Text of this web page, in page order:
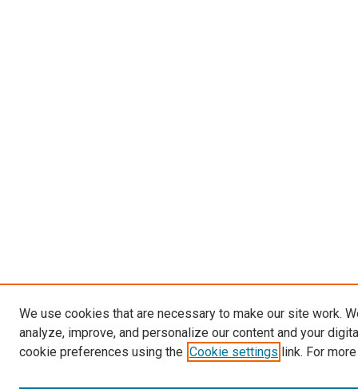
We use cookies that are necessary to make our site work.
analyze, improve, and personalize our content and your
cookie preferences using the Cookie settings link. For